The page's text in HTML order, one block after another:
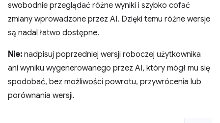
swobodnie przeglądać różne wyniki i szybko cofać
zmiany wprowadzone przez AI. Dzięki temu różne wersje
są nadal łatwo dostępne.
Nie: nadpisuj poprzedniej wersji roboczej użytkownika
ani wyniku wygenerowanego przez AI, który mógł mu się
spodobać, bez możliwości powrotu, przywrócenia lub
porównania wersji.